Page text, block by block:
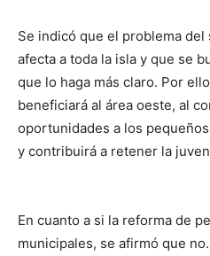
Se indicó que el problema
afecta a toda la isla y que se
que lo haga más claro. Por
beneficiará al área oeste, al
oportunidades a los
y contribuirá a retener la
En cuanto a si la reforma de
municipales, se afirmó que